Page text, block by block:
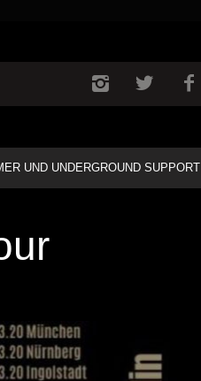
UND UNDERGROUND SUPPORT